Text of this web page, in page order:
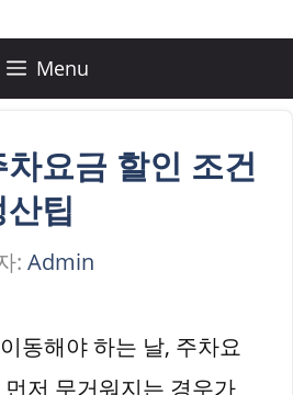
Menu
요금 할인 조건
팁
: Admin
동해야 하는 날, 주차요
저 무거워지는 경우가